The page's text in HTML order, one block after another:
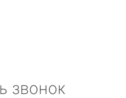
звонок